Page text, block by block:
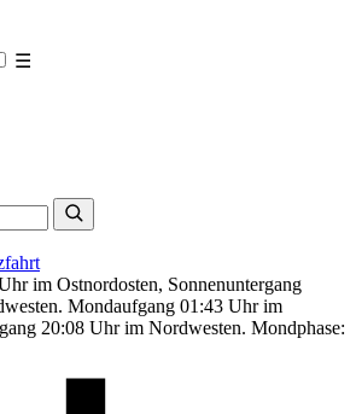
☰
im Ostnordosten, Sonnenuntergang
Mondaufgang 01:43 Uhr im
20:08 Uhr im Nordwesten. Mondphase: